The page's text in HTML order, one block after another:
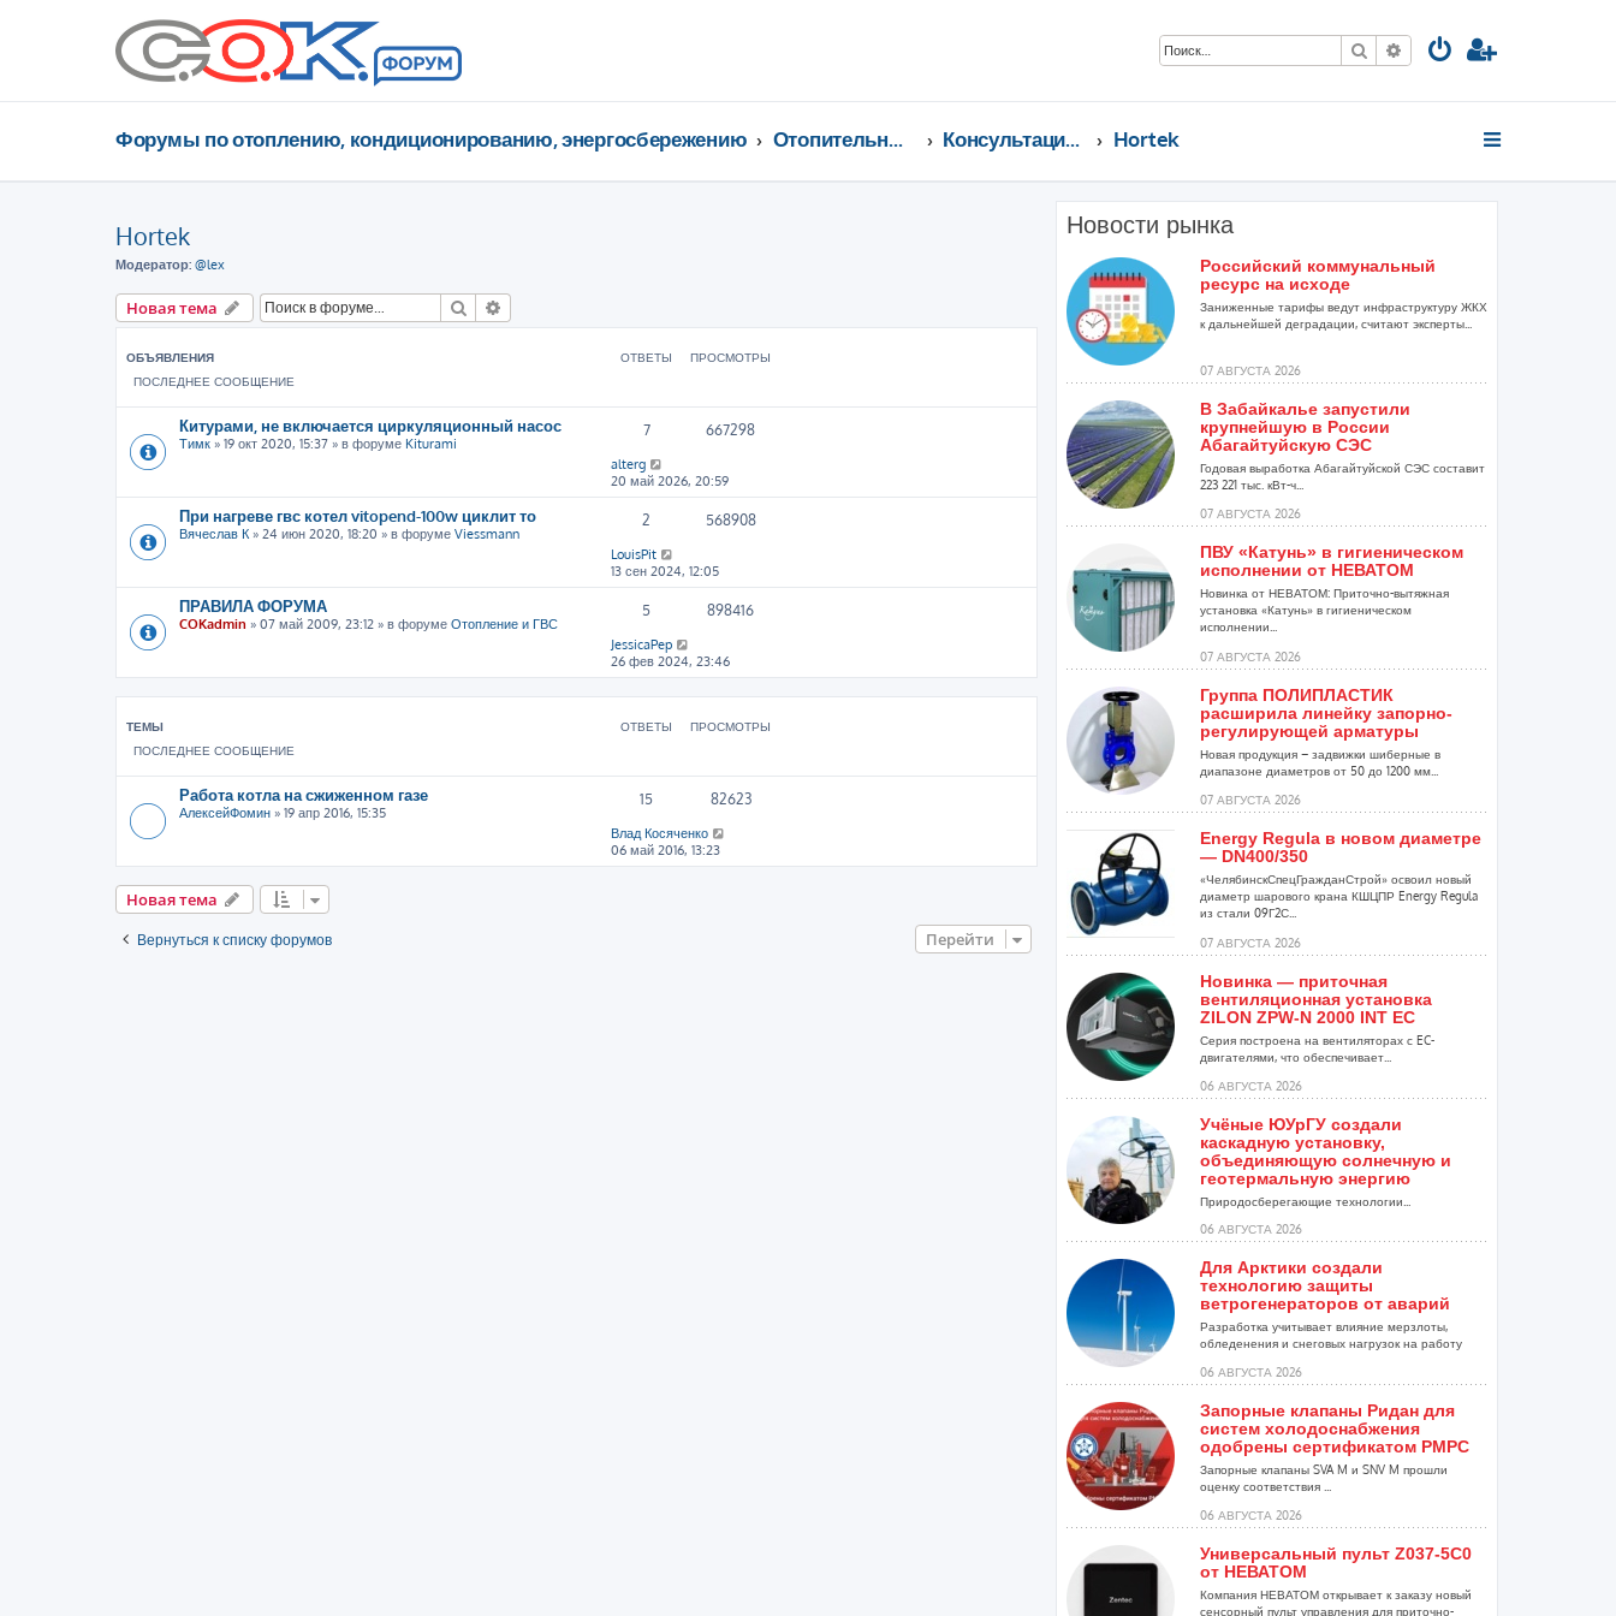
Поиск Расширенный поиск
Форумы по отоплению, кондиционированию, энергосбережению Отопительные котлы, водонагреватели, насосы, кондиционеры, водоочистка... Консультации специалистов Hortek
Hortek
Модератор: @lex
Новая тема Поиск
ОБЪЯВЛЕНИЯ ОТВЕТЫ
ПРОСМОТРЫ
ПОСЛЕДНЕЕ СООБЩЕНИЕ
Китурами, не включается циркуляционный насос
Тимк » 19 окт 2020, 15:37 » в форуме Kiturami
7 667298
alterg
20 май 2026, 20:59
При нагреве гвс котел vitopend-100w циклит то
Вячеслав К » 24 июн 2020, 18:20 » в форуме Viessmann
2 568908
LouisPit
13 сен 2024, 12:05
ПРАВИЛА ФОРУМА
COKadmin » 07 май 2009, 23:12 » в форуме Отопление и ГВС
5 898416
JessicaPep
26 фев 2024, 23:46
ТЕМЫ ОТВЕТЫ
ПРОСМОТРЫ
ПОСЛЕДНЕЕ СООБЩЕНИЕ
Работа котла на сжиженном газе
АлексейФомин » 19 апр 2016, 15:35
15 82623
Влад Косяченко
06 май 2016, 13:23
Новая тема
Вернуться к списку форумов Перейти
Новости рынка
Российский коммунальный
ресурс на исходе
Заниженные тарифы ведут инфраструктуру ЖКХ
к дальнейшей деградации, считают эксперты...
07 АВГУСТА 2026
В Забайкалье запустили
крупнейшую в России
Абагайтуйскую СЭС
Годовая выработка Абагайтуйской СЭС составит
223 221 тыс. кВт-ч...
07 АВГУСТА 2026
ПВУ «Катунь» в гигиеническом
исполнении от НЕВАТОМ
Новинка от НЕВАТОМ: Приточно-вытяжная
установка «Катунь» в гигиеническом
исполнении...
07 АВГУСТА 2026
Группа ПОЛИПЛАСТИК
расширила линейку запорно-
регулирующей арматуры
Новая продукция – задвижки шиберные в
диапазоне диаметров от 50 до 1200 мм...
07 АВГУСТА 2026
Energy Regula в новом диаметре
— DN400/350
«ЧелябинскСпецГражданСтрой» освоил новый
диаметр шарового крана КШЦПР Energy Regula
из стали 09Г2С...
07 АВГУСТА 2026
Новинка — приточная
вентиляционная установка
ZILON ZPW-N 2000 INT EC
Серия построена на вентиляторах с EC-
двигателями, что обеспечивает...
06 АВГУСТА 2026
Учёные ЮУрГУ создали
каскадную установку,
объединяющую солнечную и
геотермальную энергию
Природосберегающие технологии...
06 АВГУСТА 2026
Для Арктики создали
технологию защиты
ветрогенераторов от аварий
Разработка учитывает влияние мерзлоты,
обледенения и снеговых нагрузок на работу
06 АВГУСТА 2026
Запорные клапаны Ридан для
систем холодоснабжения
одобрены сертификатом РМРС
Запорные клапаны SVA M и SNV M прошли
оценку соответствия ...
06 АВГУСТА 2026
Универсальный пульт Z037-5C0
от НЕВАТОМ
Компания НЕВАТОМ открывает к заказу новый
сенсорный пульт управления для приточно-